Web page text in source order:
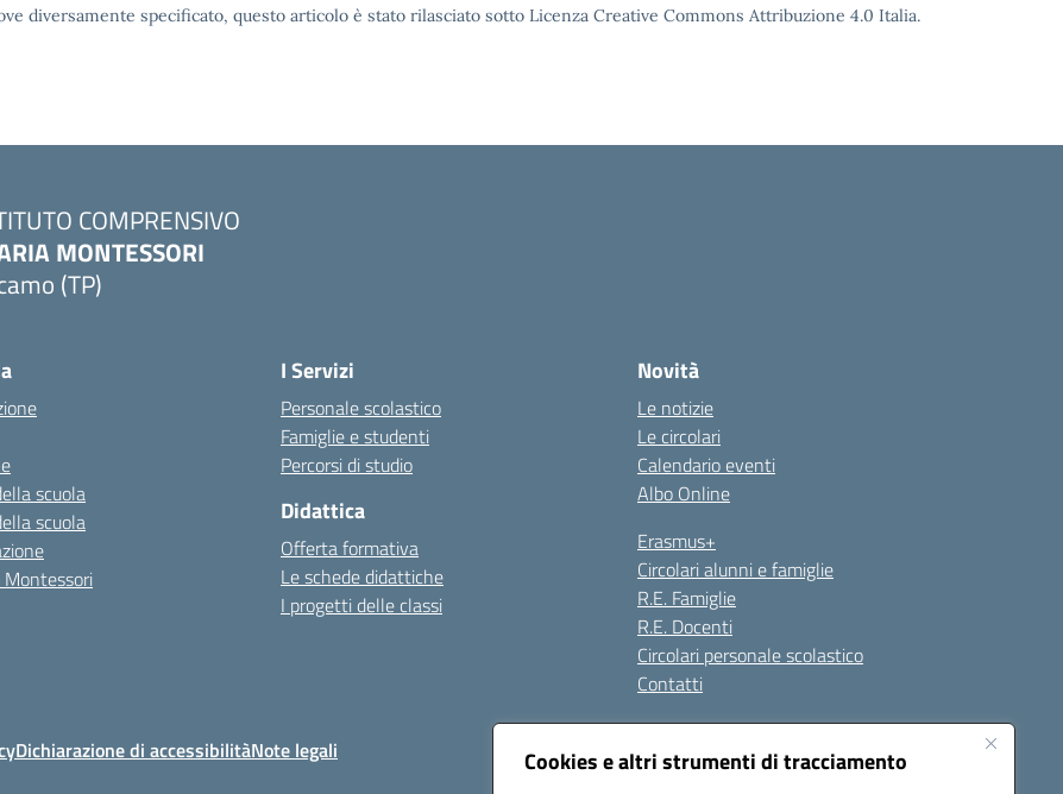
Cookies e altri strumenti di tracciamento
diversamente specificato, questo articolo è stato rilasciato sotto Licenza Creative Commons Attribuzione 4.0 Italia.
COMPRENSIVO
MONTESSORI
(TP)
scuola
scuola
Montessori
I Servizi
Personale scolastico
Famiglie e studenti
Percorsi di studio
Didattica
Offerta formativa
Le schede didattiche
I progetti delle classi
Novità
Le notizie
Le circolari
Calendario eventi
Albo Online
Erasmus+
Circolari alunni e famiglie
R.E. Famiglie
R.E. Docenti
Circolari personale scolastico
Contatti
Dichiarazione di accessibilitàNote legali Seguici su: